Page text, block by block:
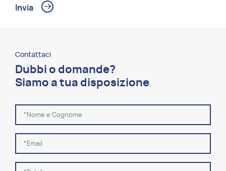
Contattaci
Dubbi o domande?
Siamo a tua disposizione